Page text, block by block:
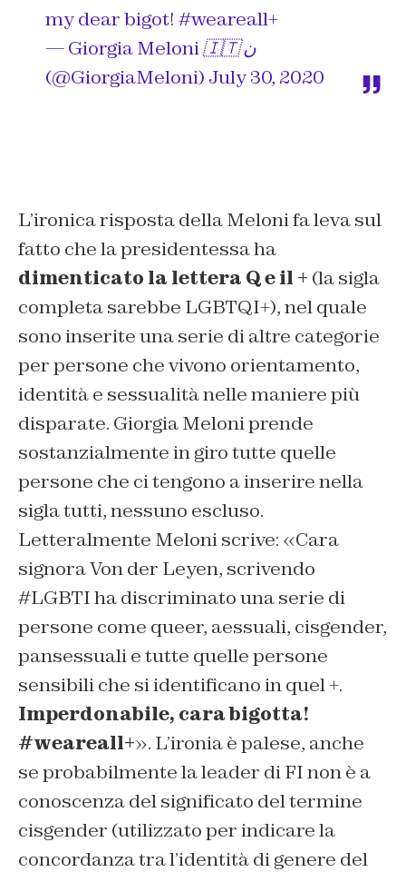
my dear bigot! #weareall+
— Giorgia Meloni 🇮🇹 ن
(@GiorgiaMeloni) July 30, 2020
L’ironica risposta della Meloni fa leva sul
fatto che la presidentessa ha
dimenticato la lettera Q e il + (la sigla
completa sarebbe LGBTQI+), nel quale
sono inserite una serie di altre categorie
per persone che vivono orientamento,
identità e sessualità nelle maniere più
disparate. Giorgia Meloni prende
sostanzialmente in giro tutte quelle
persone che ci tengono a inserire nella
sigla tutti, nessuno escluso.
Letteralmente Meloni scrive: «Cara
signora Von der Leyen, scrivendo
#LGBTI ha discriminato una serie di
persone come queer, aessuali, cisgender,
pansessuali e tutte quelle persone
sensibili che si identificano in quel +.
Imperdonabile, cara bigotta!
#weareall+». L’ironia è palese, anche
se probabilmente la leader di FI non è a
conoscenza del significato del termine
cisgender (utilizzato per indicare la
concordanza tra l’identità di genere del